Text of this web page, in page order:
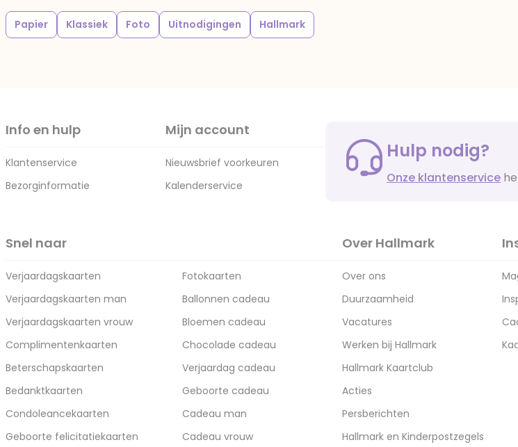
Papier Klassiek Foto Uitnodigingen Hallmark
Info en hulp
Klantenservice
Bezorginformatie
Mijn account
Nieuwsbrief voorkeuren
Kalenderservice
Hulp nodig?
Onze klantenservice
Snel naar
Verjaardagskaarten
Verjaardagskaarten man
Verjaardagskaarten vrouw
Complimentenkaarten
Beterschapskaarten
Bedanktkaarten
Condoleancekaarten
Geboorte felicitatiekaarten
Fotokaarten
Ballonnen cadeau
Bloemen cadeau
Chocolade cadeau
Verjaardag cadeau
Geboorte cadeau
Cadeau man
Cadeau vrouw
Over Hallmark
Over ons
Duurzaamheid
Vacatures
Werken bij Hallmark
Hallmark Kaartclub
Acties
Persberichten
Hallmark en Kinderpostzegels